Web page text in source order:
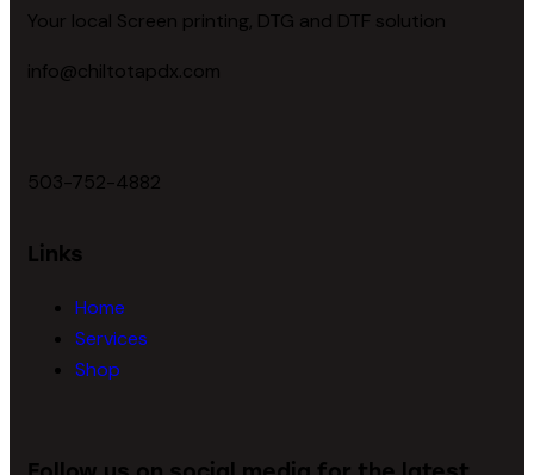
Your local Screen printing, DTG and DTF solution
info@chiltotapdx.com
503-752-4882
Links
Home
Services
Shop